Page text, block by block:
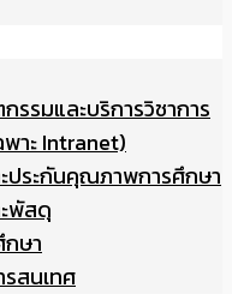
รรมและบริการวิชาการ
าะ Intranet)
ประกันคุณภาพการศึกษา
พัสดุ
ษา
สนเทศ